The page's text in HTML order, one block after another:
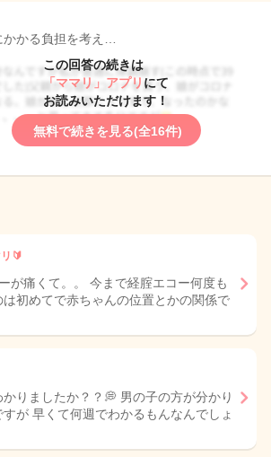
かる負担を考え…
この回答の続きは
「ママリ」アプリ にて
お読みいただけます！
無料で続きを見る(全16件)
🔰
が痛くて。。 今まで経腟エコー何度も
は初めてで赤ちゃんの位置とかの関係で
りましたか？？💭 男の子の方が分かり
が 早くて何週でわかるもんなんでしょ